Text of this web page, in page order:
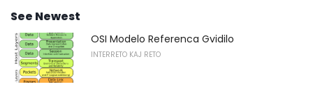
See Newest
OSI Modelo Referenca Gvidilo
INTERRETO KAJ RETO